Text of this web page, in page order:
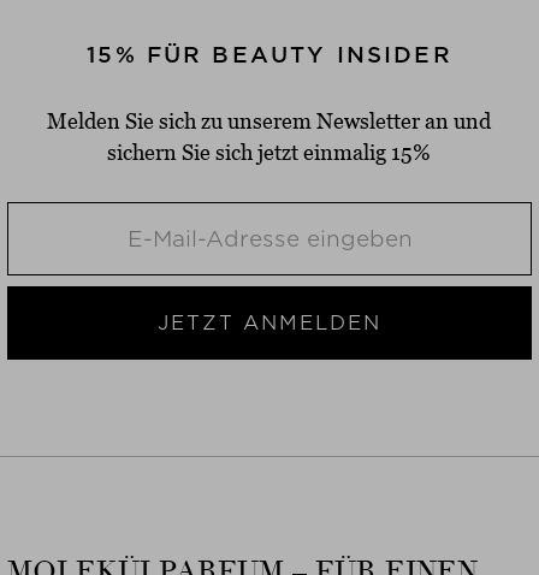
15% FÜR BEAUTY INSIDER
Melden Sie sich zu unserem Newsletter an und
sichern Sie sich jetzt einmalig 15%
JETZT ANMELDEN